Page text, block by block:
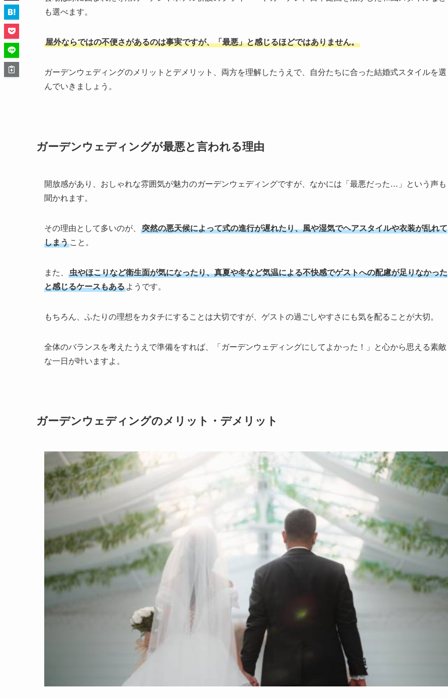
も選べます。
屋外ならではの不便さがあるのは事実ですが、「最悪」と感じるほどではありません。
ガーデンウェディングのメリットとデメリット、両方を理解したうえで、自分たちに合った結婚式スタイルを選
んでいきましょう。
ガーデンウェディングが最悪と言われる理由
開放感があり、おしゃれな雰囲気が魅力のガーデンウェディングですが、なかには「最悪だった…」という声も
聞かれます。
その理由として多いのが、
突然の悪天候によって式の進行が遅れたり、風や湿気でヘアスタイルや衣装が乱れて
しまう こと。
また、
虫やほこりなど衛生面が気になったり、真夏や冬など気温による不快感でゲストへの配慮が足りなかった
と感じるケースもある ようです。
もちろん、ふたりの理想をカタチにすることは大切ですが、ゲストの過ごしやすさにも気を配ることが大切。
全体のバランスを考えたうえで準備をすれば、「ガーデンウェディングにしてよかった！」と心から思える素敵
な一日が叶いますよ。
ガーデンウェディングのメリット・デメリット